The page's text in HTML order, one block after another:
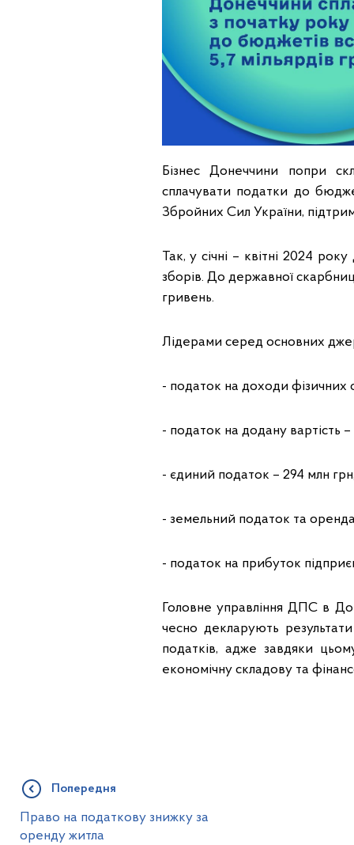
Бізнес Донеччини попри
сплачувати податки до
Збройних Сил України,
Так, у січні – квітні 2024
зборів. До державної
гривень.
Лідерами серед основних
- податок на доходи фізичних
- податок на додану вартість
- єдиний податок – 294 млн
- земельний податок та
- податок на прибуток
Головне управління ДПС в
чесно декларують
податків, адже завдяки
економічну складову та
Попередня
Право на податкову знижку за
оренду житла